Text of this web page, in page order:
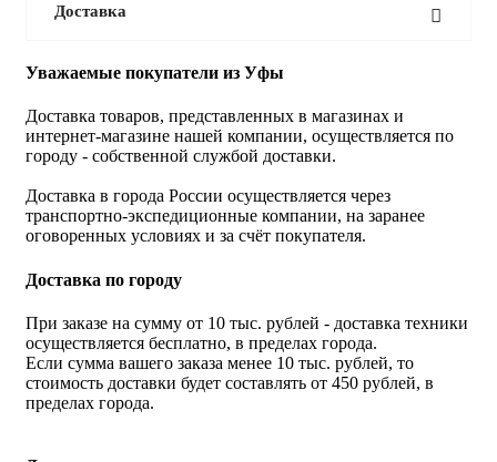
Доставка
Уважаемые покупатели из Уфы
Доставка товаров, представленных в магазинах и
интернет-магазине нашей компании, осуществляется по
городу - собственной службой доставки.
Доставка в города России осуществляется через
транспортно-экспедиционные компании, на заранее
оговоренных условиях и за счёт покупателя.
Доставка по городу
При заказе на сумму от 10 тыс. рублей - доставка техники
осуществляется бесплатно, в пределах города.
Если сумма вашего заказа менее 10 тыс. рублей, то
стоимость доставки будет составлять от 450 рублей, в
пределах города.